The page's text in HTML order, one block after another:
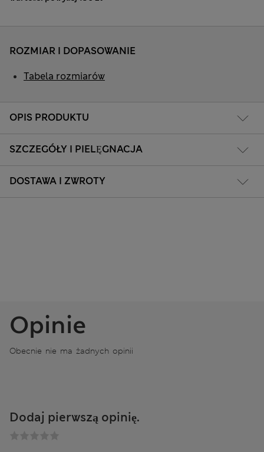
OPIS PRODUKTU
SZCZEGÓŁY I PIELĘGNACJA
DOSTAWA I ZWROTY
ROZMIAR I DOPASOWANIE
Tabela rozmiarów
Opinie
Obecnie nie ma żadnych opinii
Dodaj pierwszą opinię.